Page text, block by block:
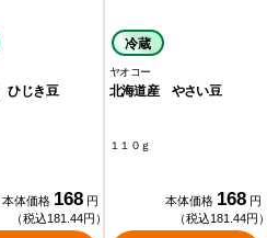
ひじき豆
本体価格 168 円
（税込181.44円）
冷蔵
ヤオコー
北海道産 やさい豆
１１０ｇ
本体価格 168 円
（税込181.44円